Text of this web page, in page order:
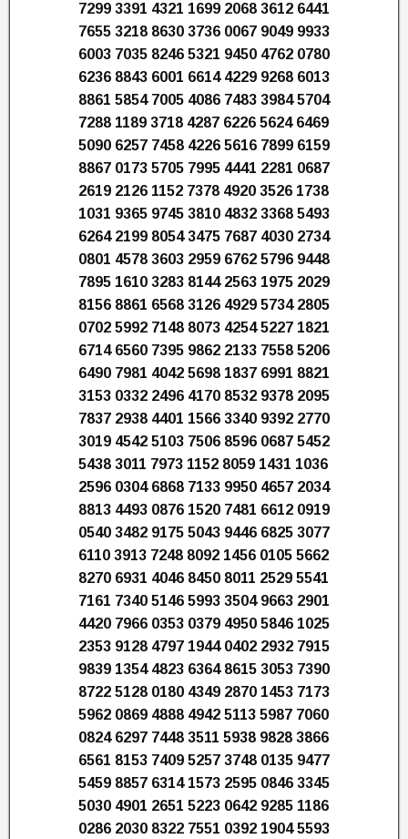
7299 3391 4321 1699 2068 3612 6441
7655 3218 8630 3736 0067 9049 9933
6003 7035 8246 5321 9450 4762 0780
6236 8843 6001 6614 4229 9268 6013
8861 5854 7005 4086 7483 3984 5704
7288 1189 3718 4287 6226 5624 6469
5090 6257 7458 4226 5616 7899 6159
8867 0173 5705 7995 4441 2281 0687
2619 2126 1152 7378 4920 3526 1738
1031 9365 9745 3810 4832 3368 5493
6264 2199 8054 3475 7687 4030 2734
0801 4578 3603 2959 6762 5796 9448
7895 1610 3283 8144 2563 1975 2029
8156 8861 6568 3126 4929 5734 2805
0702 5992 7148 8073 4254 5227 1821
6714 6560 7395 9862 2133 7558 5206
6490 7981 4042 5698 1837 6991 8821
3153 0332 2496 4170 8532 9378 2095
7837 2938 4401 1566 3340 9392 2770
3019 4542 5103 7506 8596 0687 5452
5438 3011 7973 1152 8059 1431 1036
2596 0304 6868 7133 9950 4657 2034
8813 4493 0876 1520 7481 6612 0919
0540 3482 9175 5043 9446 6825 3077
6110 3913 7248 8092 1456 0105 5662
8270 6931 4046 8450 8011 2529 5541
7161 7340 5146 5993 3504 9663 2901
4420 7966 0353 0379 4950 5846 1025
2353 9128 4797 1944 0402 2932 7915
9839 1354 4823 6364 8615 3053 7390
8722 5128 0180 4349 2870 1453 7173
5962 0869 4888 4942 5113 5987 7060
0824 6297 7448 3511 5938 9828 3866
6561 8153 7409 5257 3748 0135 9477
5459 8857 6314 1573 2595 0846 3345
5030 4901 2651 5223 0642 9285 1186
0286 2030 8322 7551 0392 1904 5593